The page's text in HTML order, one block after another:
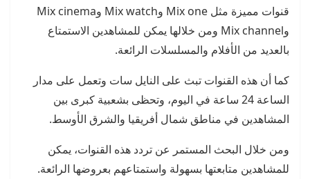
قنوات مميزة مثل Mix one وMix watch وMix cinema
وMix channel ومن خلالها يمكن للمشاهدين الاستمتاع
بالعديد من الأفلام والمسلسلات الرائعة.
كما أن هذه القنوات تبث على النايل سات وتعمل على مدار
الساعة 24 ساعة في اليوم، وتحظى بشعبية كبرى بين
المشاهدين في مناطق شمال أفريقيا والشرق الأوسط.
ومن خلال البحث المستمر عن تردد هذه القنوات، يمكن
للمشاهدين متابعتها بسهولة واستمتاعهم بعروضها الرائعة.